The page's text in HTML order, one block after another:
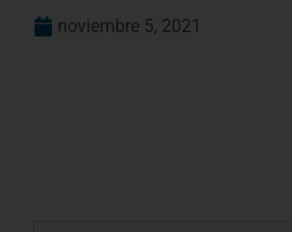
noviembre 5, 2021